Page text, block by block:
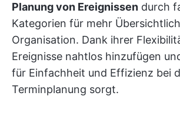
Planung von Ereignissen durch
Kategorien für mehr
Organisation. Dank ihrer
Ereignisse nahtlos hinzufügen
für Einfachheit und Effizienz bei
Terminplanung sorgt.